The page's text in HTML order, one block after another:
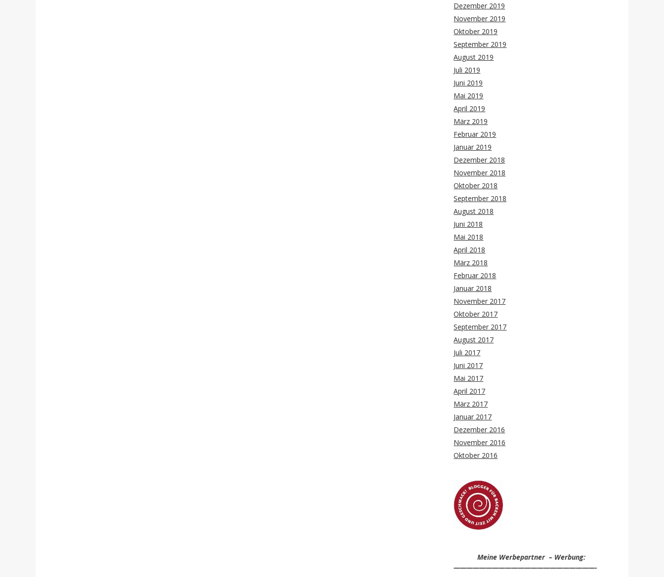
Dezember 2019
November 2019
Oktober 2019
September 2019
August 2019
Juli 2019
Juni 2019
Mai 2019
April 2019
März 2019
Februar 2019
Januar 2019
Dezember 2018
November 2018
Oktober 2018
September 2018
August 2018
Juni 2018
Mai 2018
April 2018
März 2018
Februar 2018
Januar 2018
November 2017
Oktober 2017
September 2017
August 2017
Juli 2017
Juni 2017
Mai 2017
April 2017
März 2017
Januar 2017
Dezember 2016
November 2016
Oktober 2016
Meine Werbepartner – Werbung:
——————————————————————-